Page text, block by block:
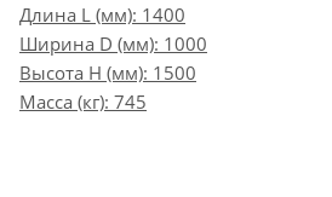
Длина L (мм): 1400
Ширина D (мм): 1000
Высота H (мм): 1500
Масса (кг): 745